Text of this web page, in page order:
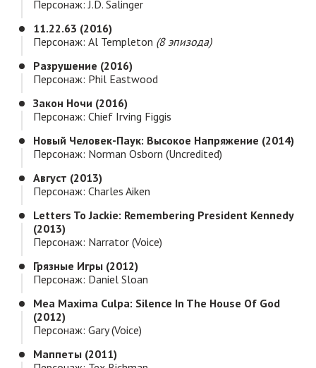
Персонаж: J.D. Salinger
11.22.63 (2016)
Персонаж: Al Templeton (8 эпизода)
Разрушение (2016)
Персонаж: Phil Eastwood
Закон Ночи (2016)
Персонаж: Chief Irving Figgis
Новый Человек-Паук: Высокое Напряжение (2014)
Персонаж: Norman Osborn (uncredited)
Август (2013)
Персонаж: Charles Aiken
Letters To Jackie: Remembering President Kennedy
(2013)
Персонаж: Narrator (voice)
Грязные Игры (2012)
Персонаж: Daniel Sloan
Mea Maxima Culpa: Silence In The House Of God
(2012)
Персонаж: Gary (voice)
Маппеты (2011)